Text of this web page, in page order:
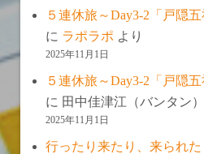
５連休旅～Day3-2「戸隠
に ラポラポ より
2025年11月1日
５連休旅～Day3-2「戸隠
に 田中佳津江（バンタン）
2025年11月1日
行ったり来たり、来られた